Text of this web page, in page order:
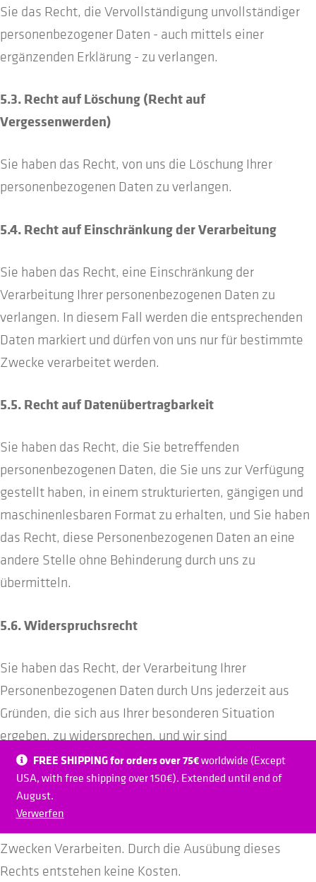
FREE SHIPPING for orders over 75€worldwide (Except
USA, with free shipping over 150€). Extended until end of
August.
Verwerfen
Sie das Recht, die Vervollständigung unvollständiger
personenbezogener Daten - auch mittels einer
ergänzenden Erklärung - zu verlangen.
5.3. Recht auf Löschung (Recht auf
Vergessenwerden)
Sie haben das Recht, von uns die Löschung Ihrer
personenbezogenen Daten zu verlangen.
5.4. Recht auf Einschränkung der Verarbeitung
Sie haben das Recht, eine Einschränkung der
Verarbeitung Ihrer personenbezogenen Daten zu
verlangen. In diesem Fall werden die entsprechenden
Daten markiert und dürfen von uns nur für bestimmte
Zwecke verarbeitet werden.
5.5. Recht auf Datenübertragbarkeit
Sie haben das Recht, die Sie betreffenden
personenbezogenen Daten, die Sie uns zur Verfügung
gestellt haben, in einem strukturierten, gängigen und
maschinenlesbaren Format zu erhalten, und Sie haben
das Recht, diese Personenbezogenen Daten an eine
andere Stelle ohne Behinderung durch uns zu
übermitteln.
5.6. Widerspruchsrecht
Sie haben das Recht, der Verarbeitung Ihrer
Personenbezogenen Daten durch Uns jederzeit aus
Gründen, die sich aus Ihrer besonderen Situation
ergeben, zu widersprechen, und wir sind
gegebenenfalls verpflichtet, die Verarbeitung Ihrer
Personenbezogenen Daten einzustellen. Wenn Sie ein
Widerspruchsrecht ausüben, werden wir Ihre
Zwecken Verarbeiten. Durch die Ausübung dieses
Rechts entstehen keine Kosten.